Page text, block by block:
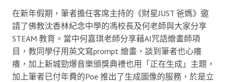
在新年假期，筆者擔任客席主持的《財星JUST 爸媽》邀
請了佛教沈香林紀念中學的馮校長及何老師與大家分享
STEAM 教育。當中何嘉琪老師分享藉AI咒語繪畫師項
目，教同學仔用英文寫prompt 繪畫，談到筆者也心癢
癢，加上新城勁爆音樂頒獎典禮也用「正在生成」主題，
加上筆者已付年費的Poe 推出了生成圖像的服務，於是立